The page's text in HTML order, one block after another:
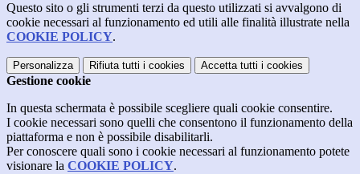
Questo sito o gli strumenti terzi da questo utilizzati si avvalgono di
cookie necessari al funzionamento ed utili alle finalità illustrate nella
COOKIE POLICY.
Personalizza Rifiuta tutti i cookies Accetta tutti i cookies
Gestione cookie
In questa schermata è possibile scegliere quali cookie consentire.
I cookie necessari sono quelli che consentono il funzionamento della
piattaforma e non è possibile disabilitarli.
Per conoscere quali sono i cookie necessari al funzionamento potete
visionare la COOKIE POLICY.